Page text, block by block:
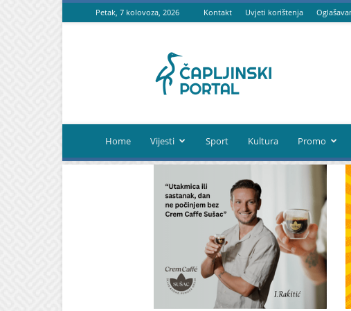
Petak, 7 kolovoza, 2026 Kontakt Uvjeti korištenja
portal
Home Vijesti Sport Kultura Promo